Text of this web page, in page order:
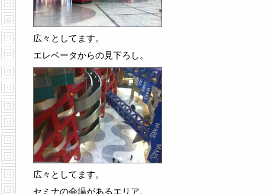
広々としてます。
エレベータからの見下ろし。
広々としてます。
セミナの会場があるエリア。